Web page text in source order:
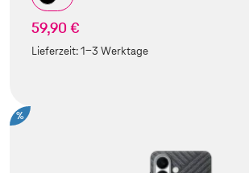
59,90 €
Lieferzeit:1-3 Werktage
%